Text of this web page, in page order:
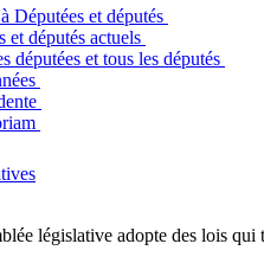
Députées et députés
et députés actuels
députées et tous les députés
législative adopte des lois qui